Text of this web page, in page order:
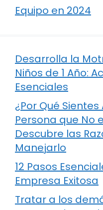
Equipo en 2024
Desarrolla la
Niños de 1 Año:
Esenciales
¿Por Qué
Persona que No
Descubre las
Manejarlo
12 Pasos
Empresa Exitosa
Tratar a los